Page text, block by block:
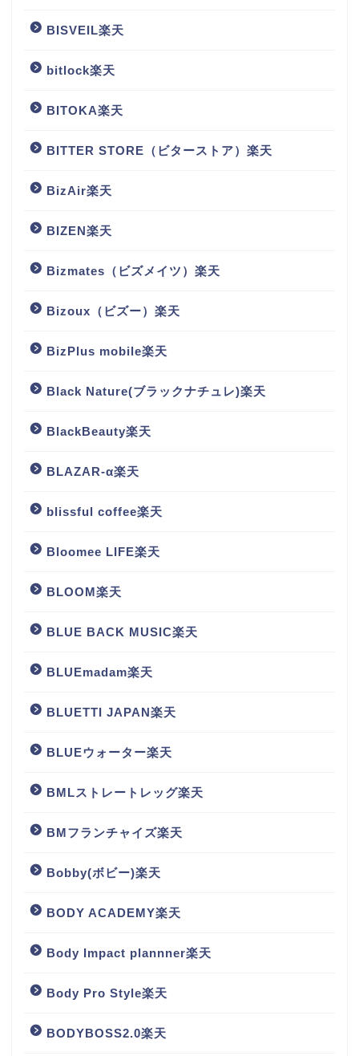
BISVEIL楽天
bitlock楽天
BITOKA楽天
BITTER STORE（ビターストア）楽天
BizAir楽天
BIZEN楽天
Bizmates（ビズメイツ）楽天
Bizoux（ビズー）楽天
BizPlus mobile楽天
Black Nature(ブラックナチュレ)楽天
BlackBeauty楽天
BLAZAR-α楽天
blissful coffee楽天
Bloomee LIFE楽天
BLOOM楽天
BLUE BACK MUSIC楽天
BLUEmadam楽天
BLUETTI JAPAN楽天
BLUEウォーター楽天
BMLストレートレッグ楽天
BMフランチャイズ楽天
Bobby(ボビー)楽天
BODY ACADEMY楽天
Body Impact plannner楽天
Body Pro Style楽天
BODYBOSS2.0楽天